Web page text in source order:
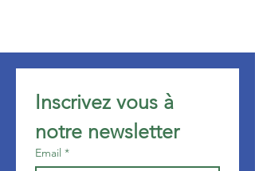
Inscrivez vous à
notre newsletter
Email *